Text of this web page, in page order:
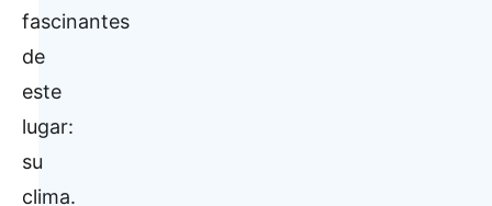
fascinantes
de
este
lugar:
su
clima.